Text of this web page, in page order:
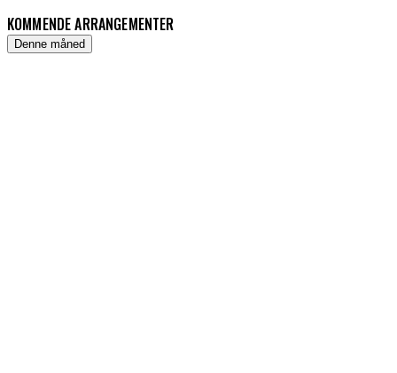
KOMMENDE ARRANGEMENTER
Denne måned